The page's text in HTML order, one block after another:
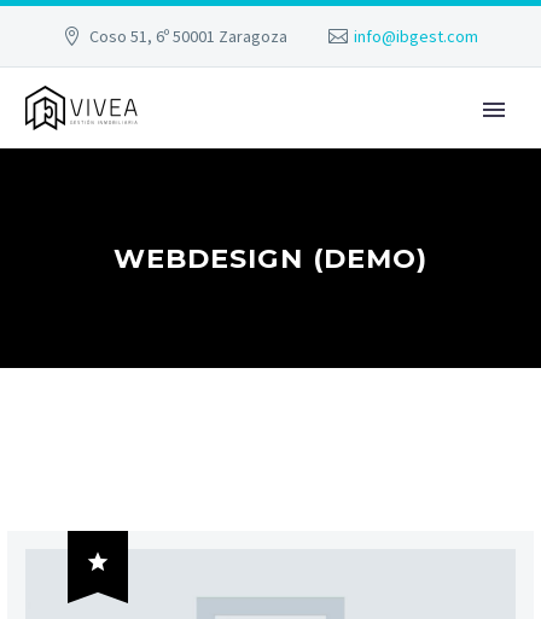
Coso 51, 6º 50001 Zaragoza info@ibgest.com
WEBDESIGN (DEMO)
